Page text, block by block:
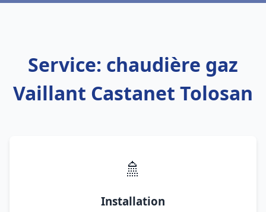
Service: chaudière gaz
Vaillant Castanet Tolosan
🚿
Installation